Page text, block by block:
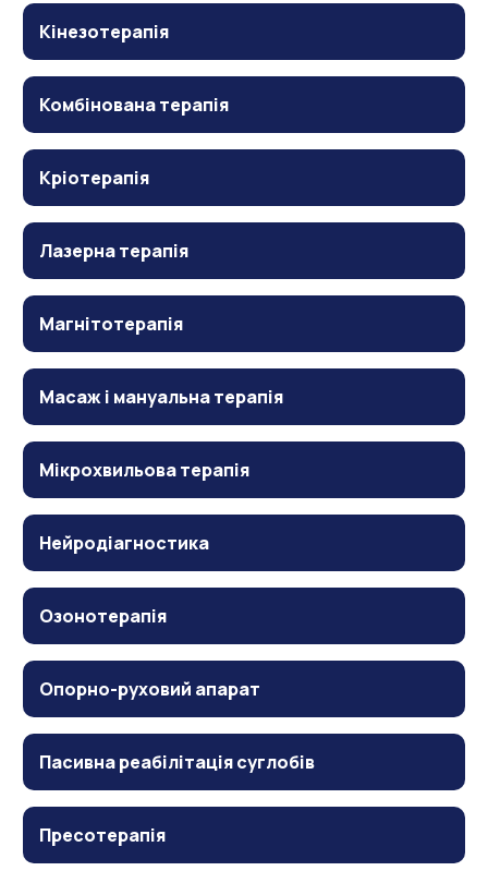
Кінезотерапія
Комбінована терапія
Кріотерапія
Лазерна терапія
Магнітотерапія
Масаж і мануальна терапія
Мікрохвильова терапія
Нейродіагностика
Озонотерапія
Опорно-руховий апарат
Пасивна реабілітація суглобів
Пресотерапія